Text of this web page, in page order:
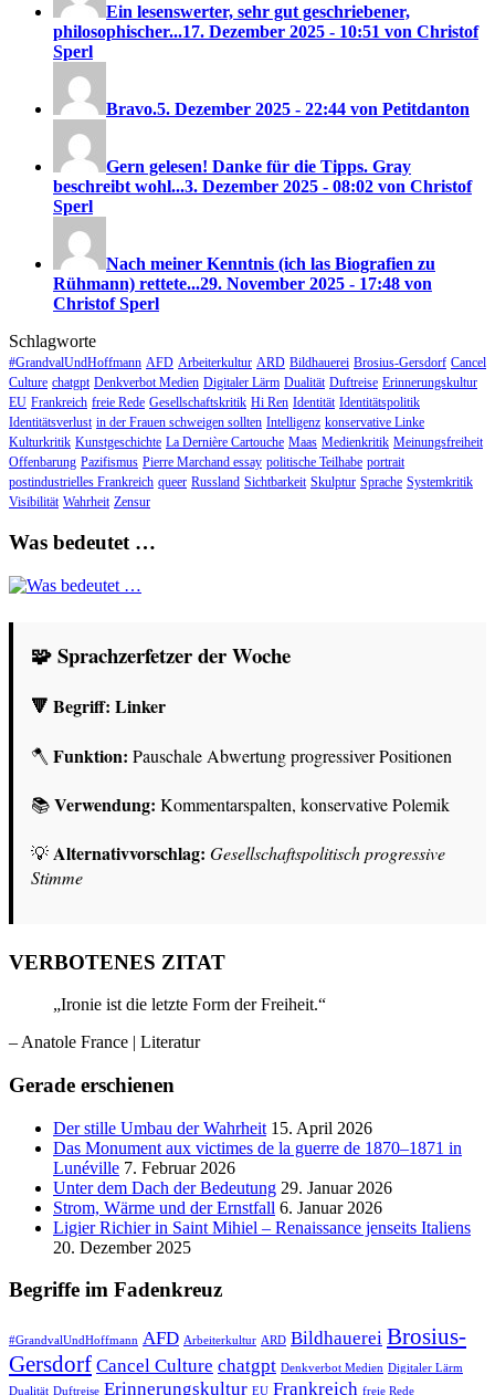
Ein lesenswerter, sehr gut geschriebener,
philosophischer...17. Dezember 2025 - 10:51 von Christof
Sperl
Bravo.5. Dezember 2025 - 22:44 von Petitdanton
Gern gelesen! Danke für die Tipps. Gray
beschreibt wohl...3. Dezember 2025 - 08:02 von Christof
Sperl
Nach meiner Kenntnis (ich las Biografien zu
Rühmann) rettete...29. November 2025 - 17:48 von
Christof Sperl
Schlagworte
#GrandvalUndHoffmann AFD Arbeiterkultur ARD Bildhauerei Brosius-Gersdorf Cancel
Culture chatgpt Denkverbot Medien Digitaler Lärm Dualität Duftreise Erinnerungskultur
EU Frankreich freie Rede Gesellschaftskritik Hi Ren Identität Identitätspolitik
Identitätsverlust in der Frauen schweigen sollten Intelligenz konservative Linke
Kulturkritik Kunstgeschichte La Dernière Cartouche Maas Medienkritik Meinungsfreiheit
Offenbarung Pazifismus Pierre Marchand essay politische Teilhabe portrait
postindustrielles Frankreich queer Russland Sichtbarkeit Skulptur Sprache Systemkritik
Visibilität Wahrheit Zensur
Was bedeutet …
🧩 Sprachzerfetzer der Woche
🔻 Begriff: Linker
🪓 Funktion: Pauschale Abwertung progressiver Positionen
📚Verwendung: Kommentarspalten, konservative Polemik
💡 Alternativvorschlag: Gesellschaftspolitisch progressive
Stimme
VERBOTENES ZITAT
„Ironie ist die letzte Form der Freiheit.“
– Anatole France | Literatur
Gerade erschienen
Der stille Umbau der Wahrheit 15. April 2026
Das Monument aux victimes de la guerre de 1870–1871 in
Lunéville 7. Februar 2026
Unter dem Dach der Bedeutung 29. Januar 2026
Strom, Wärme und der Ernstfall 6. Januar 2026
Ligier Richier in Saint Mihiel – Renaissance jenseits Italiens
20. Dezember 2025
Begriffe im Fadenkreuz
#GrandvalUndHoffmann AFD Arbeiterkultur ARD Bildhauerei Brosius-
Gersdorf Cancel Culture chatgpt Denkverbot Medien Digitaler Lärm
Dualität Duftreise Erinnerungskultur EU Frankreich freie Rede